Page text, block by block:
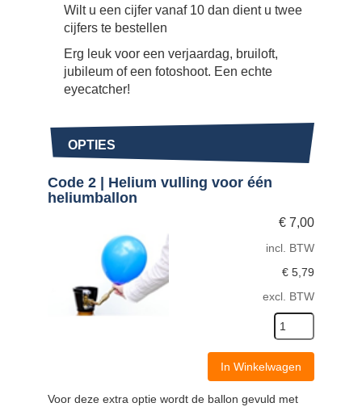
Wilt u een cijfer vanaf 10 dan dient u twee
cijfers te bestellen
Erg leuk voor een verjaardag, bruiloft,
jubileum of een fotoshoot. Een echte
eyecatcher!
OPTIES
Code 2 | Helium vulling voor één
heliumballon
€ 7,00
incl. BTW
€ 5,79
excl. BTW
In Winkelwagen
Voor deze extra optie wordt de ballon gevuld met